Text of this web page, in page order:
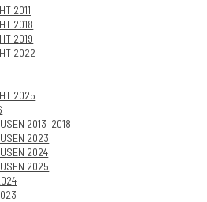
2011
2018
2019
2022
2025
2013–2018
2023
2024
2025